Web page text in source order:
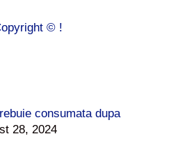
© !
consumata dupa
28, 2024